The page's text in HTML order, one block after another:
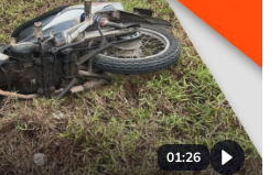
01:26